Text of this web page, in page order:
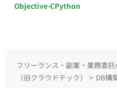
Objective-CPython
フリーランス・副業・業務委
（旧クラウドテック）
> DB構